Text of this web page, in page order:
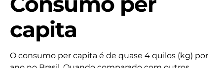
capita
O consumo per capita é de quase 4 quilos (kg) por